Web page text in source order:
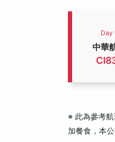
Day
中華
※ 此為參考
加餐食，本